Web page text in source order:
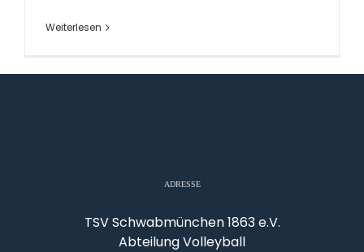
Weiterlesen
ADRESSE
TSV Schwabmünchen 1863 e.V.
Abteilung Volleyball